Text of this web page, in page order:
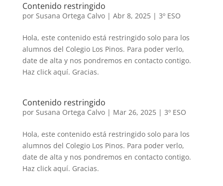
Contenido restringido
por Susana Ortega Calvo| Abr 8, 2025| 3º ESO
Hola, este contenido está restringido solo para los
alumnos del Colegio Los Pinos. Para poder verlo,
date de alta y nos pondremos en contacto contigo.
Haz click aquí. Gracias.
Contenido restringido
por Susana Ortega Calvo| Mar 26, 2025| 3º ESO
Hola, este contenido está restringido solo para los
alumnos del Colegio Los Pinos. Para poder verlo,
date de alta y nos pondremos en contacto contigo.
Haz click aquí. Gracias.